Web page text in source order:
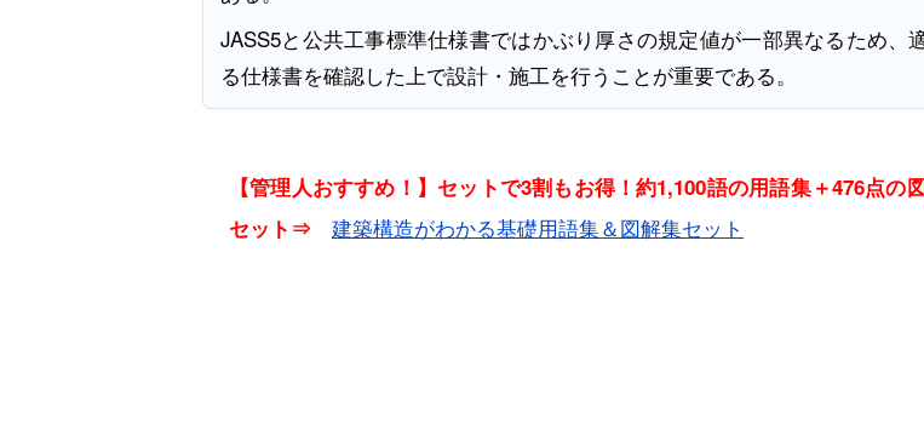
JASS5と公共工事標準仕様書ではかぶり厚さの規定値が一部異なるため、
る仕様書を確認した上で設計・施工を行うことが重要である。
【管理人おすすめ！】セットで3割もお得！約1,100語の用語集＋476点の
セット⇒ 建築構造がわかる基礎用語集＆図解集セット